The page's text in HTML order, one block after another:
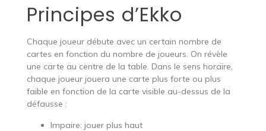
Principes d’Ekko
Chaque joueur débute avec un certain nombre de
cartes en fonction du nombre de joueurs. On révèle
une carte au centre de la table. Dans le sens horaire,
chaque joueur jouera une carte plus forte ou plus
faible en fonction de la carte visible au-dessus de la
défausse :
Impaire: jouer plus haut